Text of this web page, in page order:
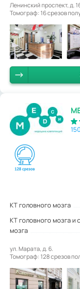
Ленинский проспект, д.
Томограф: 16 срезов
КТ головного мозга
КТ головного мозга и
мозга
ул. Марата, д. 6.
Томограф: 128 срезов